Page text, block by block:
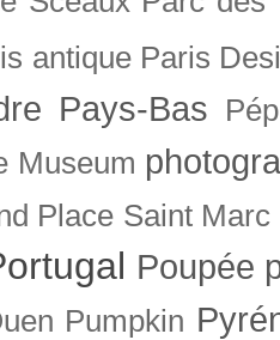
antique Paris
Pays-Bas
Museum
Place Saint Marc
Poupée
Pumpkin